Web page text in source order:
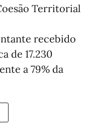
Territorial
recebido
de 17.230
a 79% da